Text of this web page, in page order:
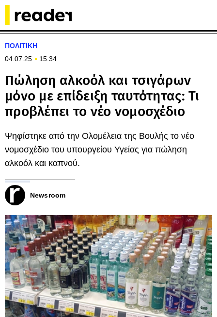
ΠΟΛΙΤΙΚΗ
04.07.25
15:34
Πώληση αλκοόλ και τσιγάρων
μόνο με επίδειξη ταυτότητας: Τι
προβλέπει το νέο νομοσχέδιο
Ψηφίστηκε από την Ολομέλεια της Βουλής το νέο
νομοσχέδιο του υπουργείου Υγείας για πώληση
αλκοόλ και καπνού.
Newsroom